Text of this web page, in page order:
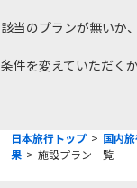
該当のプランが無いか
条件を変えていただく
日本旅行トップ > 国内
果 > 施設プラン一覧